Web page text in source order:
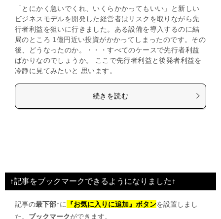
「とにかく急いでくれ、いくらかかってもいい」と新しい
ビジネスモデルを開発した経営者はリスクを取りながら先
行者利益を狙いに行きました。ある設備を導入するのに結
局のところ 1億円近い投資がかかってしまったのです。その
後、どうなったのか。・・・すべてのケースで先行者利益
ばかりなのでしょうか。 ここで先行者利益と後発者利益を
冷静に見てみたいと 思います。
続きを読む
↑記事をブックマークできるようになりました↑
記事の最下部↑に 『お気に入りに追加』ボタンを設置しまし
た。 ブックマークができます。